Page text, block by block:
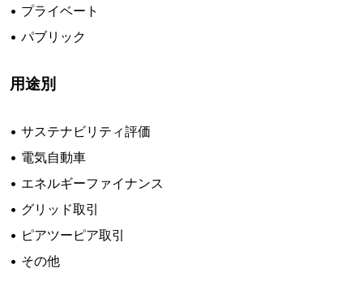
• プライベート
• パブリック
用途別
• サステナビリティ評価
• 電気自動車
• エネルギーファイナンス
• グリッド取引
• ピアツーピア取引
• その他